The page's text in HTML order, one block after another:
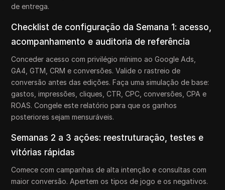
de entrega.
Checklist de configuração da Semana 1: acesso,
acompanhamento e auditoria de referência
Conceder acesso com privilégio mínimo ao Google Ads,
GA4, GTM, CRM e conversões. Valide o rastreio de
conversão antes das edições. Faça uma simulação de base:
gastos, impressões, cliques, CTR, CPC, conversões, CPA e
ROAS. Congele este relatório para que os ganhos
posteriores sejam mensuráveis.
Semanas 2 a 3 ações: reestruturação, testes e
vitórias rápidas
Comece com campanhas de alta intenção e consultas com
maior conversão. Apertem os tipos de jogo e os negativos.